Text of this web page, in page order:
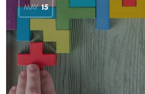
MAY 15